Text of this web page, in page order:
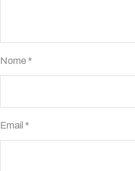
Nome *
Email *